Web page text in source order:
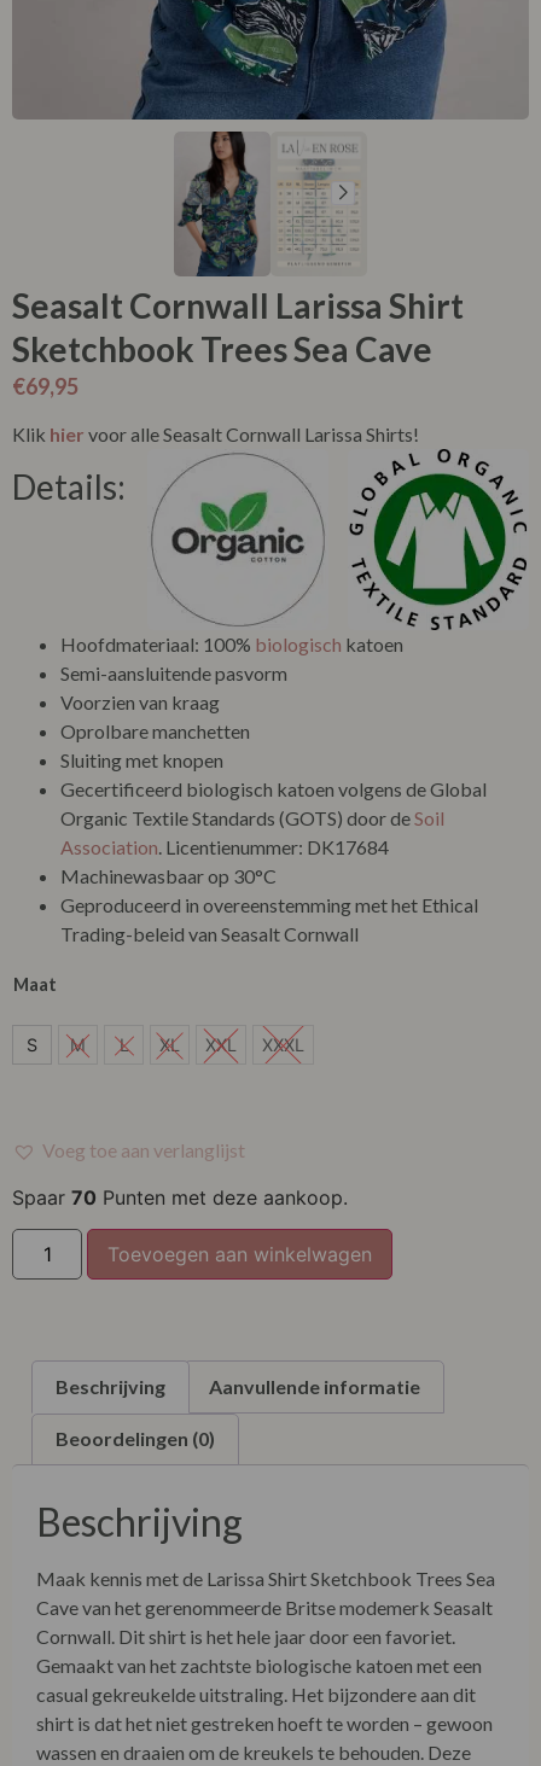
Seasalt Cornwall Larissa Shirt
Sketchbook Trees Sea Cave
€69,95
Klik hier voor alle Seasalt Cornwall Larissa Shirts!
Details:
Hoofdmateriaal: 100% biologisch katoen
Semi-aansluitende pasvorm
Voorzien van kraag
Oprolbare manchetten
Sluiting met knopen
Gecertificeerd biologisch katoen volgens de Global
Organic Textile Standards (GOTS) door deSoil
Association. Licentienummer: DK17684
Machinewasbaar op 30°C
Geproduceerd in overeenstemming met het Ethical
Trading-beleid van Seasalt Cornwall
Maat
S
S M L XL XXL XXXL
Voeg toe aan verlanglijst
Spaar 70 Punten met deze aankoop.
Toevoegen aan winkelwagen
Beschrijving Aanvullende informatie
Beoordelingen (0)
Beschrijving
Maak kennis met de Larissa Shirt Sketchbook Trees Sea
Cave van het gerenommeerde Britse modemerk Seasalt
Cornwall. Dit shirt is het hele jaar door een favoriet.
Gemaakt van het zachtste biologische katoen met een
casual gekreukelde uitstraling. Het bijzondere aan dit
shirt is dat het niet gestreken hoeft te worden – gewoon
wassen en draaien om de kreukels te behouden. Deze